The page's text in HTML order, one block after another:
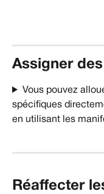
Assigner
Vous pouvez
spécifiques
en utilisant les
Réaffecter